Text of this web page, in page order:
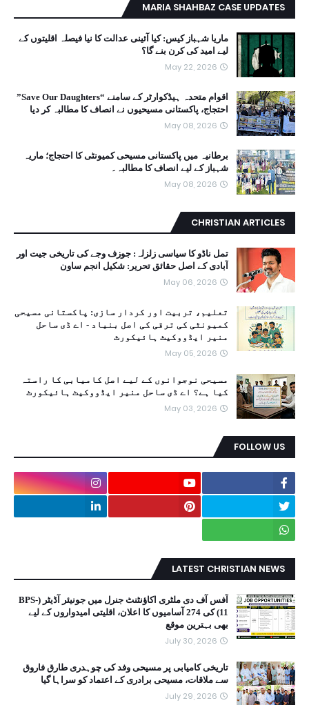
MARIA SHAHBAZ CASE UPDATES
ماریا شہباز کیس: کیا آئینی عدالت کا نیا فیصلہ اقلیتوں کے
لیے امید کی کرن بنے گا؟
May 22, 2026
اقوام متحدہ ہیڈکوارٹر کے سامنے “Save Our Daughters”
احتجاج، پاکستانی مسیحیوں نے انصاف کا مطالبہ کر دیا
May 08, 2026
برطانیہ میں پاکستانی مسیحی کمیونٹی کا احتجاج؛ ماریہ
شہباز کے لیے انصاف کا مطالبہ۔
May 08, 2026
CHRISTIAN ARTICLES
تمل ناڈو کا سیاسی زلزلہ: جوزف وجے کی تاریخی جیت اور
آبادی کے اصل حقائق تحریر: شکیل انجم ساون
May 06, 2026
تعلیم، تربیت اور کردار سازی: پاکستانی مسیحی
کمیونٹی کی ترقی کی اصل بنیاد - اے ڈی ساحل
منیر ایڈووکیٹ ہائیکورٹ
May 05, 2026
مسیحی نوجوانوں کے لیے اصل کامیابی کا راستہ
کیا ہے؟ اے ڈی ساحل منیر ایڈووکیٹ ہائیکورٹ
May 03, 2026
FOLLOW US
LATEST CHRISTIAN NEWS
آفس آف دی ملٹری اکاؤنٹنٹ جنرل میں جونیئر آڈیٹر (BPS-
11) کی 274 آسامیوں کا اعلان، اقلیتی امیدواروں کے لیے
بھی بہترین موقع
July 30, 2026
تاریخی کامیابی پر مسیحی وفد کی چوہدری طارق فاروق
سے ملاقات، مسیحی برادری کے اعتماد کو سراہا گیا
July 29, 2026